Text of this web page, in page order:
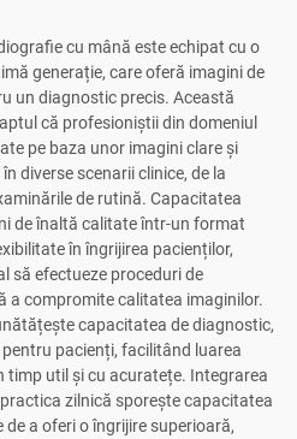
cu mână este echipat cu o
generație, care oferă imagini de
un diagnostic precis. Această
că profesioniștii din domeniul
pe baza unor imagini clare și
diverse scenarii clinice, de la
de rutină. Capacitatea
de înaltă calitate într-un format
în îngrijirea pacienților,
să efectueze proceduri de
a compromite calitatea imaginilor.
capacitatea de diagnostic,
pacienți, facilitând luarea
util și cu acuratețe. Integrarea
zilnică sporește capacitatea
a oferi o îngrijire superioară,